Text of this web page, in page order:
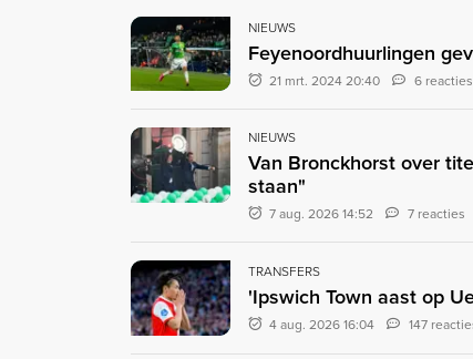
NIEUWS
Feyenoordhuurlingen
21 mrt. 2024 20:40 6 reacties
NIEUWS
Van Bronckhorst over
staan"
7 aug. 2026 14:52 7 reacties
TRANSFERS
'Ipswich Town aast op
4 aug. 2026 16:04 147